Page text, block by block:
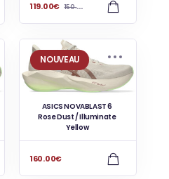
119.00€ 150.00
NOUVEAU
ASICS NOVABLAST 6
Rose Dust / Illuminate
Yellow
160.00€